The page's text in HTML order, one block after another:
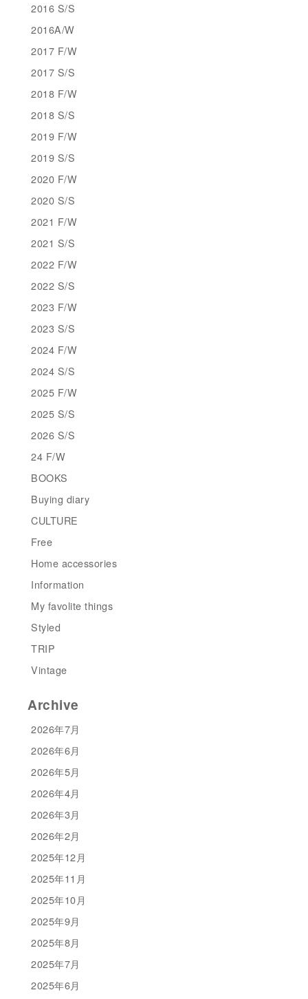
2016 S/S
2016A/W
2017 F/W
2017 S/S
2018 F/W
2018 S/S
2019 F/W
2019 S/S
2020 F/W
2020 S/S
2021 F/W
2021 S/S
2022 F/W
2022 S/S
2023 F/W
2023 S/S
2024 F/W
2024 S/S
2025 F/W
2025 S/S
2026 S/S
24 F/W
BOOKS
Buying diary
CULTURE
Free
Home accessories
Information
My favolite things
Styled
TRIP
Vintage
Archive
2026年7月
2026年6月
2026年5月
2026年4月
2026年3月
2026年2月
2025年12月
2025年11月
2025年10月
2025年9月
2025年8月
2025年7月
2025年6月